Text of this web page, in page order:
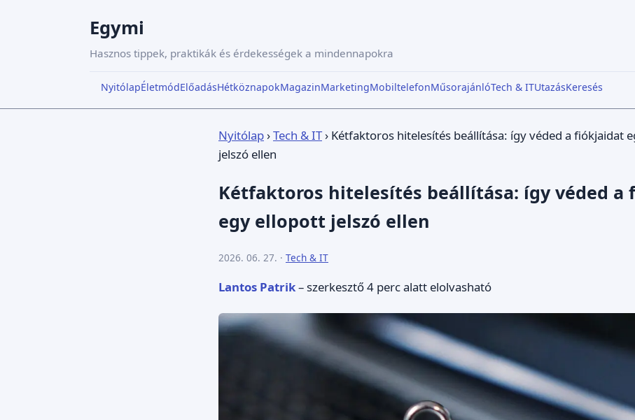
Egymi
Hasznos tippek, praktikák és érdekességek a mindennapokra
NyitólapÉletmódElőadásHétköznapokMagazinMarketingMobiltelefonMűsorajánlóTech & ITUtazásKeresés
Nyitólap›Tech & IT› Kétfaktoros hitelesítés beállítása: így véded a fiókjaidat
jelszó ellen
Kétfaktoros hitelesítés beállítása: így véded a
egy ellopott jelszó ellen
2026. 06. 27. · Tech & IT
Lantos Patrik– szerkesztő4 perc alatt elolvasható